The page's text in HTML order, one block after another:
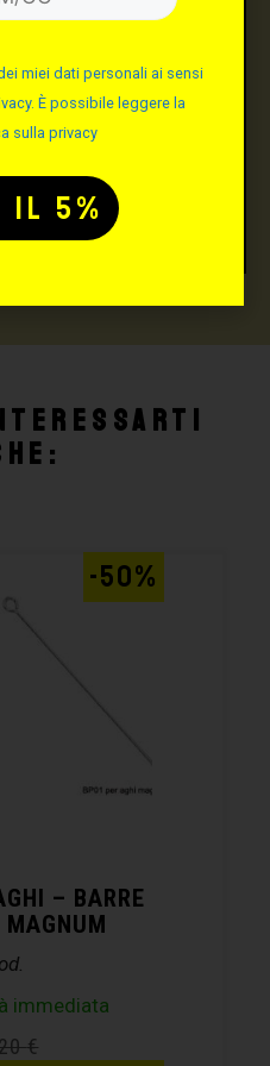
– BARRE
immediata
€
-50%
miei dati personali ai sensi
È possibile leggere la
sulla privacy